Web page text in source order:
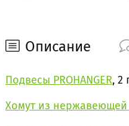
Описание
Подвесы PROHANGER, 2
Хомут из нержавеющей